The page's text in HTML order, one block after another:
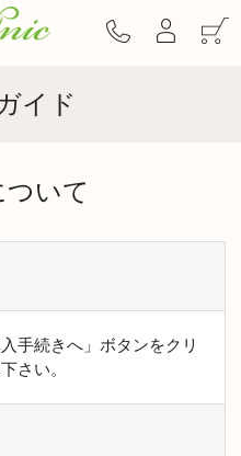
イド
ついて
手続きへ」ボタンをクリ
さい。